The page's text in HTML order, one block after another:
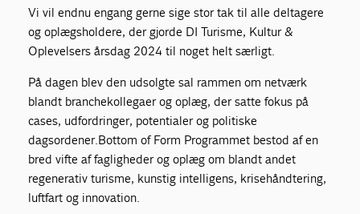
Vi vil endnu engang gerne sige stor tak til alle deltagere
og oplægsholdere, der gjorde DI Turisme, Kultur &
Oplevelsers årsdag 2024 til noget helt særligt.
På dagen blev den udsolgte sal rammen om netværk
blandt branchekollegaer og oplæg, der satte fokus på
cases, udfordringer, potentialer og politiske
dagsordener.Bottom of Form Programmet bestod af en
bred vifte af fagligheder og oplæg om blandt andet
regenerativ turisme, kunstig intelligens, krisehåndtering,
luftfart og innovation.